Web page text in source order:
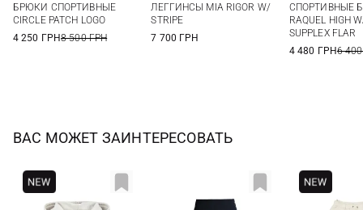
БРЮКИ СПОРТИВНЫЕ
CIRCLE PATCH LOGO
4 250 ГРН8 500 ГРН
ЛЕГГИНСЫ MIA RIGOR W/
STRIPE
7 700 ГРН
XL
СПОРТИВНЫЕ
RAQUEL HIGH
SUPPLEX FLAR
4 480 ГРН6
ВАС МОЖЕТ ЗАИНТЕРЕСОВАТЬ